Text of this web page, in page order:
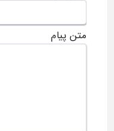
متن پیام